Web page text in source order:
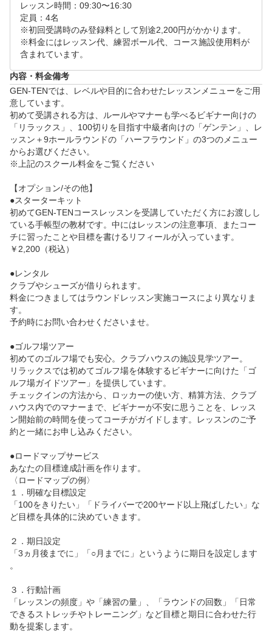
レッスン時間：09:30〜16:30
定員：4名
※初回受講時のみ登録料として別途2,200円がかかります。
※料金にはレッスン代、練習ボール代、コース施設使用料が
含まれています。
内容・料金備考
GEN-TENでは、レベルや目的に合わせたレッスンメニューをご用
意しています。
初めて受講される方は、ルールやマナーも学べるビギナー向けの
「リラックス」、100切りを目指す中級者向けの「ゲンテン」、レ
ッスン＋9ホールラウンドの「ハーフラウンド」の3つのメニュー
からお選びください。
※上記のスクール料金をご覧ください
【オプション/その他】
●スターターキット
初めてGEN-TENコースレッスンを受講していただく方にお渡しし
ている手帳型の教材です。中にはレッスンの注意事項、またコー
チに習ったことや目標を書けるリフィールが入っています。
￥2,200（税込）
●レンタル
クラブやシューズが借りられます。
料金につきましてはラウンドレッスン実施コースにより異なりま
す。
予約時にお問い合わせくださいませ。
●ゴルフ場ツアー
初めてのゴルフ場でも安心。クラブハウスの施設見学ツアー。
リラックスでは初めてゴルフ場を体験するビギナーに向けた「ゴ
ルフ場ガイドツアー」を提供しています。
チェックインの方法から、ロッカーの使い方、精算方法、クラブ
ハウス内でのマナーまで、ビギナーが不安に思うことを、レッス
ン開始前の時間を使ってコーチがガイドします。レッスンのご予
約と一緒にお申し込みください。
●ロードマップサービス
あなたの目標達成計画を作ります。
〈ロードマップの例〉
１．明確な目標設定
「100をきりたい」「ドライバーで200ヤード以上飛ばしたい」な
ど目標を具体的に決めていきます。
２．期日設定
「3ヵ月後までに」「○月までに」というように期日を設定します
。
３．行動計画
「レッスンの頻度」や「練習の量」、「ラウンドの回数」「日常
できるストレッチやトレーニング」など目標と期日に合わせた行
動を提案します。